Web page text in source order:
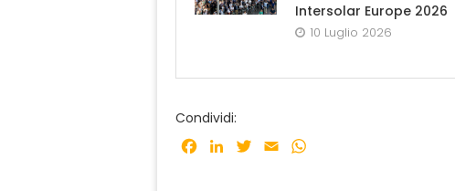
Intersolar Europe 2026
10 Luglio 2026
Condividi:
Facebook
LinkedInTwitter
Email